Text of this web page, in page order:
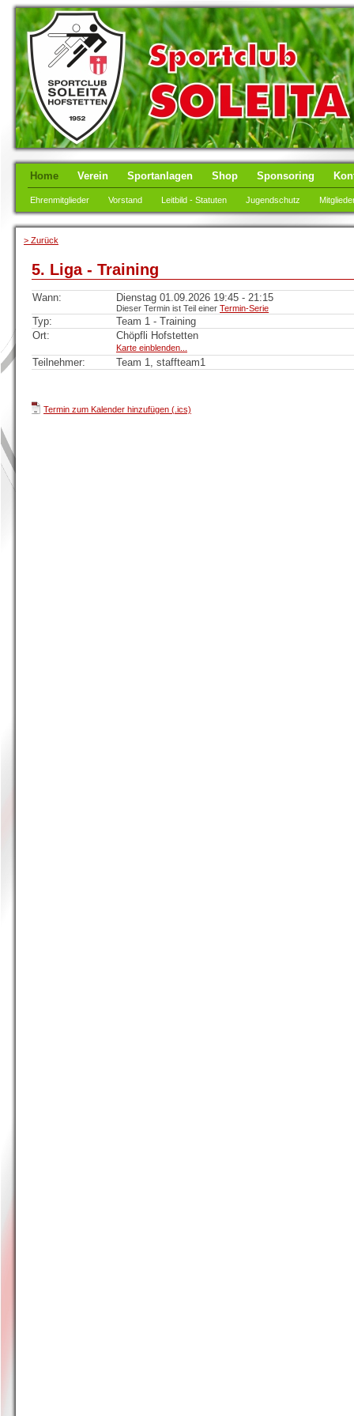
Home Verein Sportanlagen Shop Sponsoring
Ehrenmitglieder Vorstand Leitbild - Statuten Jugendschutz
> Zurück
5. Liga - Training
Wann: Dienstag 01.09.2026 19:45 - 21:15
Dieser Termin ist Teil einer Termin-Serie
Typ:
Team 1 - Training
Ort:
Chöpfli Hofstetten
Karte einblenden...
Teilnehmer: Team 1, staffteam1
Termin zum Kalender hinzufügen (.ics)